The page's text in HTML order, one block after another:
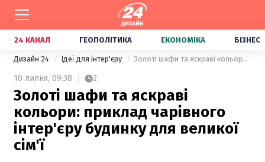
24 КАНАЛ ГЕОПОЛІТИКА ЕКОНОМІКА БІЗНЕС
Дизайн 24 Ідеї для інтер'єру Золоті шафи та яскраві кольори: приклад чарівного інтер'єру будинку для великої сім'ї
10 липня, 09:38 2
Золоті шафи та яскраві
кольори: приклад чарівного
інтер'єру будинку для великої
сім'ї